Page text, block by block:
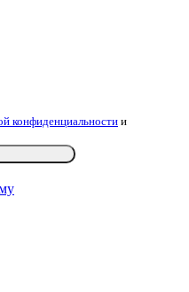
конфиденциальности и